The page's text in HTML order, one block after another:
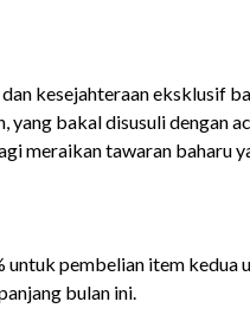
kesejahteraan eksklusif
yang bakal disusuli dengan
meraikan tawaran baharu
untuk pembelian item
bulan ini.